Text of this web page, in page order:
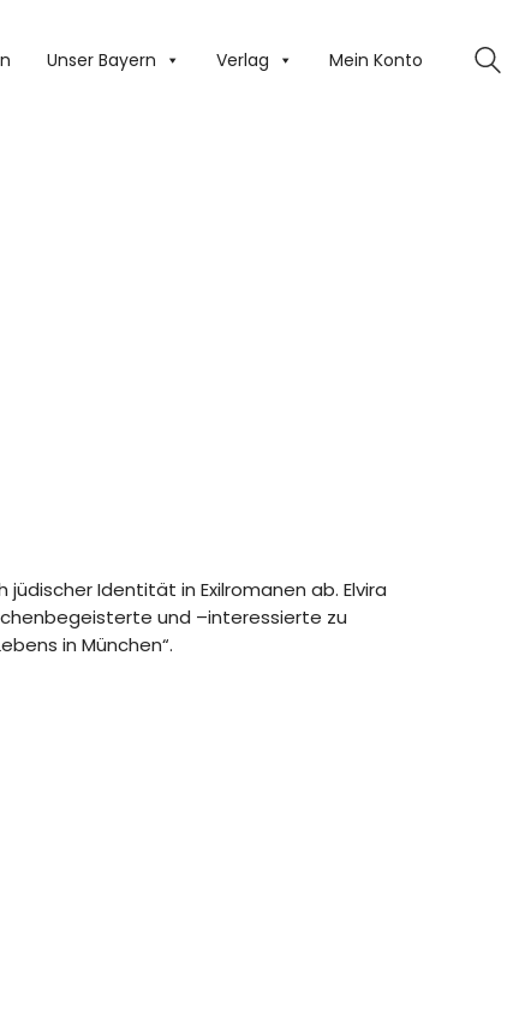
Unser Bayern Verlag Mein Konto
Identität in Exilromanen ab. Elvira
und –interessierte zu
in München“.